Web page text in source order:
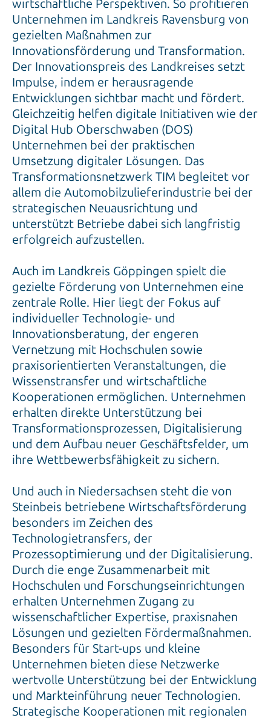
wirtschaftliche Perspektiven. So profitieren
Unternehmen im Landkreis Ravensburg von
gezielten Maßnahmen zur
Innovationsförderung und Transformation.
Der Innovationspreis des Landkreises setzt
Impulse, indem er herausragende
Entwicklungen sichtbar macht und fördert.
Gleichzeitig helfen digitale Initiativen wie der
Digital Hub Oberschwaben (DOS)
Unternehmen bei der praktischen
Umsetzung digitaler Lösungen. Das
Transformationsnetzwerk TIM begleitet vor
allem die Automobilzulieferindustrie bei der
strategischen Neuausrichtung und
unterstützt Betriebe dabei sich langfristig
erfolgreich aufzustellen.
Auch im Landkreis Göppingen spielt die
gezielte Förderung von Unternehmen eine
zentrale Rolle. Hier liegt der Fokus auf
individueller Technologie- und
Innovationsberatung, der engeren
Vernetzung mit Hochschulen sowie
praxisorientierten Veranstaltungen, die
Wissenstransfer und wirtschaftliche
Kooperationen ermöglichen. Unternehmen
erhalten direkte Unterstützung bei
Transformationsprozessen, Digitalisierung
und dem Aufbau neuer Geschäftsfelder, um
ihre Wettbewerbsfähigkeit zu sichern.
Und auch in Niedersachsen steht die von
Steinbeis betriebene Wirtschaftsförderung
besonders im Zeichen des
Technologietransfers, der
Prozessoptimierung und der Digitalisierung.
Durch die enge Zusammenarbeit mit
Hochschulen und Forschungseinrichtungen
erhalten Unternehmen Zugang zu
wissenschaftlicher Expertise, praxisnahen
Lösungen und gezielten Fördermaßnahmen.
Besonders für Start-ups und kleine
Unternehmen bieten diese Netzwerke
wertvolle Unterstützung bei der Entwicklung
und Markteinführung neuer Technologien.
Strategische Kooperationen mit regionalen